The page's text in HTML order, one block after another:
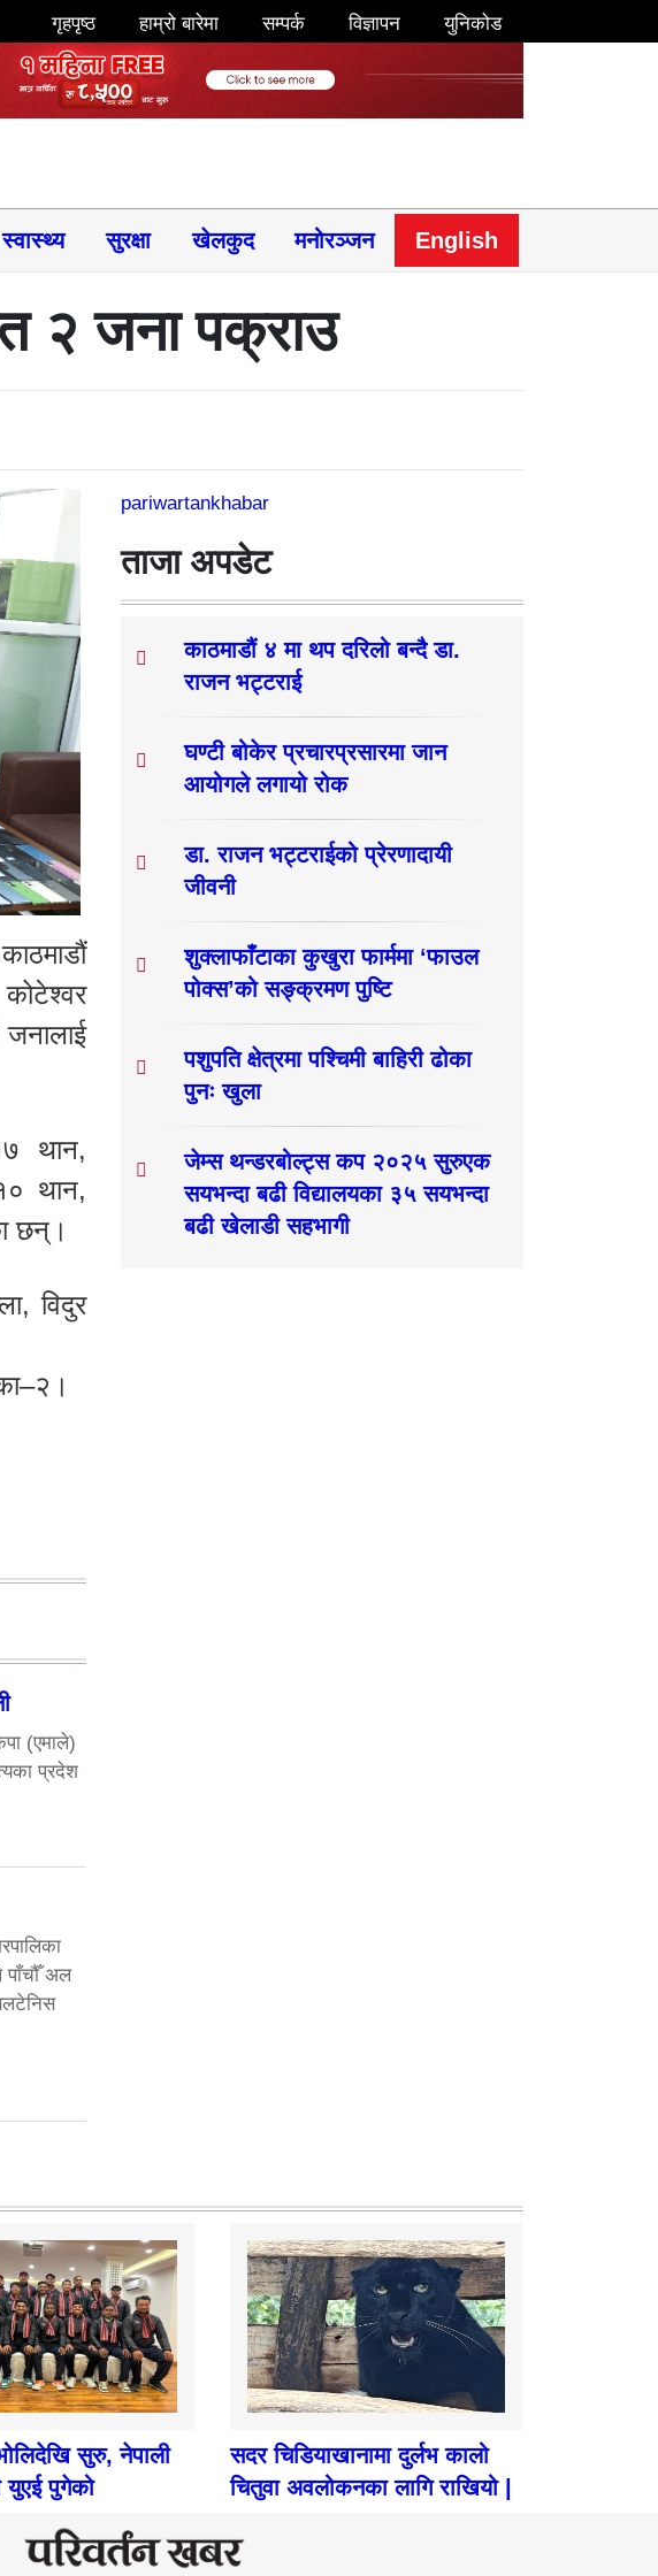
गृहपृष्ठ हाम्रो बारेमा सम्पर्क विज्ञापन युनिकोड
स्वास्थ्य सुरक्षा खेलकुद मनोरञ्जन English
२ जना पक्राउ
थान,
थान,
छन्।
विदुर
(एमाले)
प्रदेश
पाँचौँ अल
pariwartankhabar
ताजा अपडेट
काठमाडौं ४ मा थप दरिलो बन्दै डा.
राजन भट्टराई
घण्टी बोकेर प्रचारप्रसारमा जान
आयोगले लगायो रोक
डा. राजन भट्टराईको प्रेरणादायी
जीवनी
शुक्लाफाँटाका कुखुरा फार्ममा ‘फाउल
पोक्स’को सङ्क्रमण पुष्टि
पशुपति क्षेत्रमा पश्चिमी बाहिरी ढोका
पुनः खुला
जेम्स थन्डरबोल्ट्स कप २०२५ सुरुएक
सयभन्दा बढी विद्यालयका ३५ सयभन्दा
बढी खेलाडी सहभागी
सुरु, नेपाली
युएई पुगेको
सदर चिडियाखानामा दुर्लभ कालो
चितुवा अवलोकनका लागि राखियो |